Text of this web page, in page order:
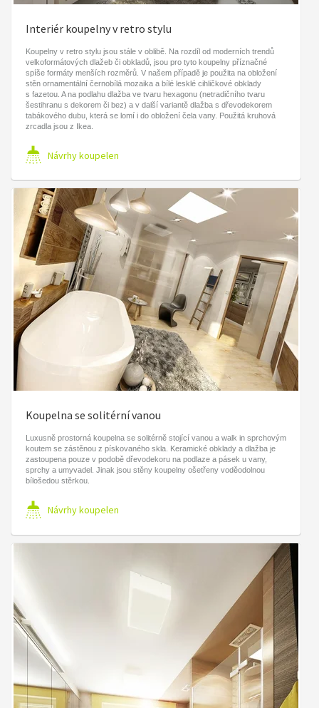
Interiér koupelny v retro stylu
Koupelny v retro stylu jsou stále v oblibě. Na rozdíl od moderních trendů
velkoformátových dlažeb či obkladů, jsou pro tyto koupelny příznačné
spíše formáty menších rozměrů. V našem případě je použita na obložení
stěn ornamentální černobílá mozaika a bílé lesklé cihličkové obklady
s fazetou. A na podlahu dlažba ve tvaru hexagonu (netradičního tvaru
šestihranu s dekorem či bez) a v další variantě dlažba s dřevodekorem
tabákového dubu, která se lomí i do obložení čela vany. Použitá kruhová
zrcadla jsou z Ikea.
Návrhy koupelen
Koupelna se solitérní vanou
Luxusně prostorná koupelna se solitérně stojící vanou a walk in sprchovým
koutem se zástěnou z pískovaného skla. Keramické obklady a dlažba je
zastoupena pouze v podobě dřevodekoru na podlaze a pásek u vany,
sprchy a umyvadel. Jinak jsou stěny koupelny ošetřeny voděodolnou
bílošedou stěrkou.
Návrhy koupelen